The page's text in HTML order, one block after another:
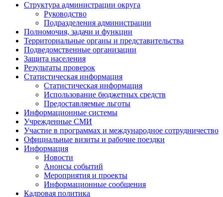
Структура администрации округа
Руководство
Подразделения администрации
Полномочия, задачи и функции
Территориальные органы и представительства
Подведомственные организации
Защита населения
Результаты проверок
Статистическая информация
Статистическая информация
Использование бюджетных средств
Предоставляемые льготы
Информационные системы
Учрежденные СМИ
Участие в программах и международное сотрудничество
Официальные визиты и рабочие поездки
Информация
Новости
Анонсы событий
Мероприятия и проекты
Информационные сообщения
Кадровая политика